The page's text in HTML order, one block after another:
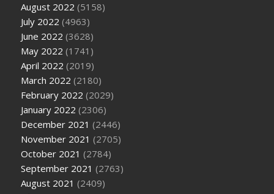
August 2022 (5158)
July 2022 (4963)
June 2022 (3628)
May 2022 (1741)
April 2022 (2019)
March 2022 (2180)
February 2022 (2029)
January 2022 (2306)
December 2021 (2446)
November 2021 (2705)
October 2021 (2784)
September 2021 (2763)
August 2021 (2409)